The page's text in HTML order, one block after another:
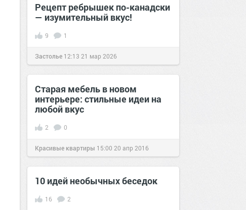
Рецепт ребрышек по-канадски
— изумительный вкус!
9 1
Застолье 12:13 21 мар 2026
Старая мебель в новом
интерьере: стильные идеи на
любой вкус
2 0
Красивые квартиры 15:00 20 апр 2016
10 идей необычных беседок
16 2